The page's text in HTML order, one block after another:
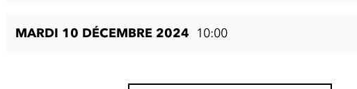
MARDI 10 DÉCEMBRE 2024 10:00